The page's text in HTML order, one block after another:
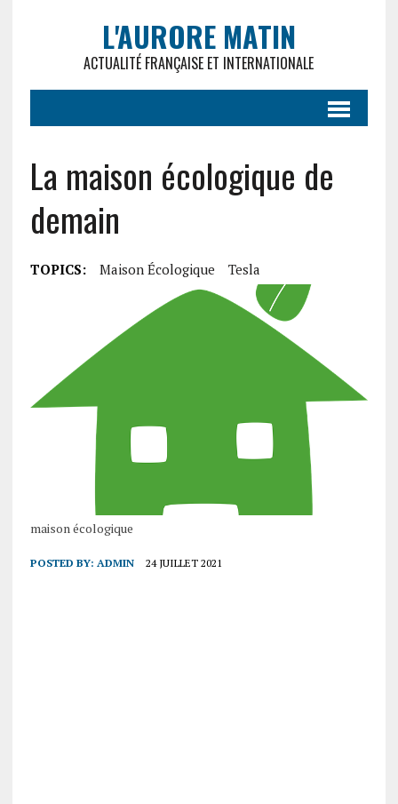
L'AURORE MATIN
ACTUALITÉ FRANÇAISE ET INTERNATIONALE
La maison écologique de
demain
TOPICS: Maison Écologique Tesla
maison écologique
POSTED BY: ADMIN 24 JUILLET 2021